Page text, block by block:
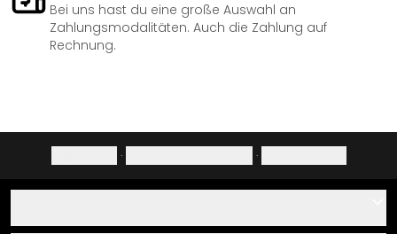
Bei uns hast du eine große Auswahl an
Zahlungsmodalitäten. Auch die Zahlung auf
Rechnung.
· ·